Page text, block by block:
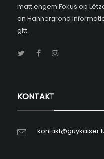
matt engem Fokus op
an Hannergrond
gitt.
KONTAKT